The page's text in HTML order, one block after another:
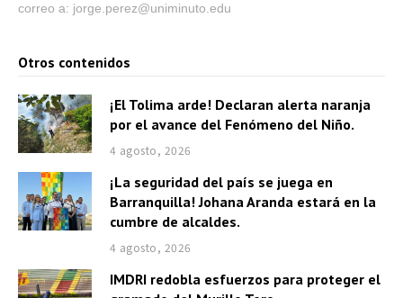
correo a: jorge.perez@uniminuto.edu
Otros contenidos
¡El Tolima arde! Declaran alerta naranja
por el avance del Fenómeno del Niño.
4 agosto, 2026
¡La seguridad del país se juega en
Barranquilla! Johana Aranda estará en la
cumbre de alcaldes.
4 agosto, 2026
IMDRI redobla esfuerzos para proteger el